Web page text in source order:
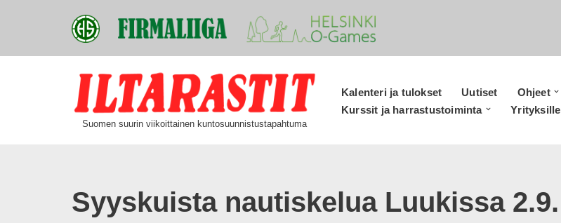
Suomen suurin viikoittainen kuntosuunnistustapahtuma
Kalenteri ja tulokset Uutiset Ohjeet
Kurssit ja harrastustoiminta
Yrityksille
Syyskuista nautiskelua Luukissa 2.9.